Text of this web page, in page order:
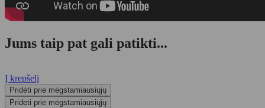
Jums taip pat gali patikti...
Į krepšelį
Pridėti prie mėgstamiausiųjų
Pridėti prie mėgstamiausiųjų